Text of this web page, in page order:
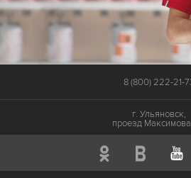
8 (800) 222-21-
г. Ульяновск,
проезд